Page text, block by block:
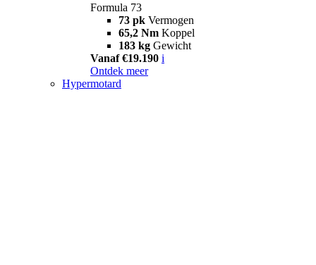
Formula 73
73 pk Vermogen
65,2 Nm Koppel
183 kg Gewicht
Vanaf €19.190 i
Ontdek meer
Hypermotard